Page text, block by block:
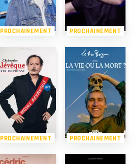
PROCHAINEMENT PROCHAINEMENT
PROCHAINEMENT PROCHAINEMENT